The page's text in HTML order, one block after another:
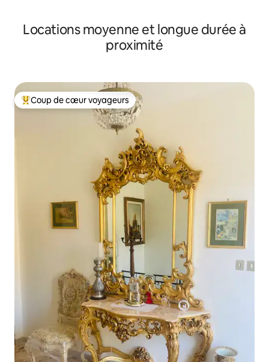
Locations moyenne et longue durée à
proximité
Coups de cœur voyageurs les plus appréciés
Coup de cœur voyageurs